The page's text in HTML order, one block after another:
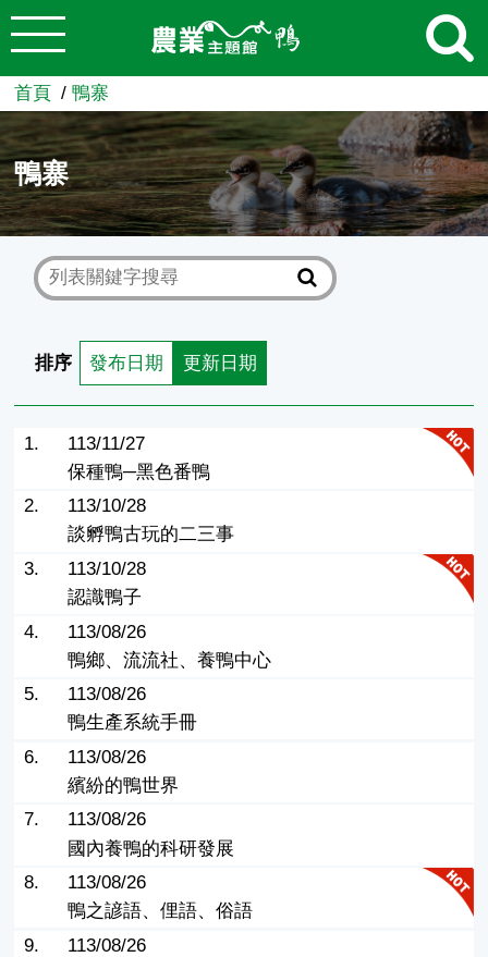
跳到主要內容
農業知識入口網
首頁 鴨寨
鴨寨
排序 發布日期 更新日期
1.
113/11/27
保種鴨─黑色番鴨
2.
113/10/28
談孵鴨古玩的二三事
3.
113/10/28
認識鴨子
4.
113/08/26
鴨鄉、流流社、養鴨中心
5.
113/08/26
鴨生產系統手冊
6.
113/08/26
繽紛的鴨世界
7.
113/08/26
國內養鴨的科研發展
8.
113/08/26
鴨之諺語、俚語、俗語
9.
113/08/26